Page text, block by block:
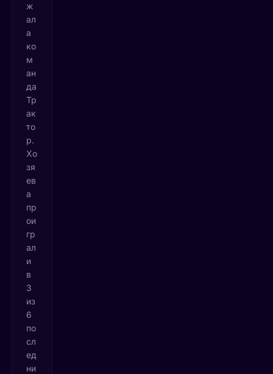
ж
ал
а
ко
м
ан
да
Тр
ак
то
р.
Хо
зя
ев
а
пр
ои
гр
ал
и
в
3
из
6
по
сл
ед
ни